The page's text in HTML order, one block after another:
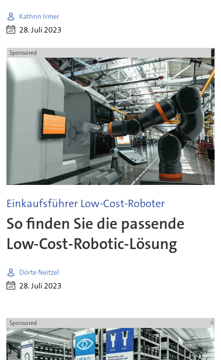
Kathrin Irmer
28. Juli 2023
Sponsored
Einkaufsführer Low-Cost-Roboter
So finden Sie die passende
Low-Cost-Robotic-Lösung
Dörte Neitzel
28. Juli 2023
Sponsored